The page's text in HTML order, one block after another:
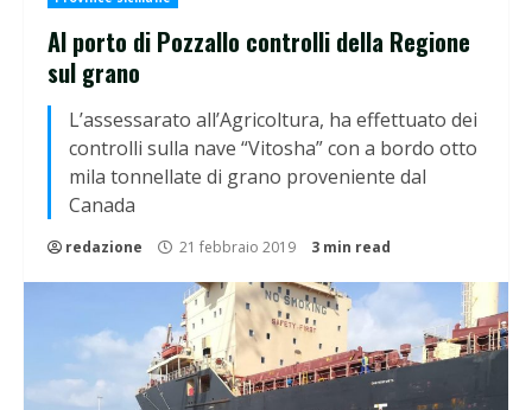
Al porto di Pozzallo controlli della Regione
sul grano
L’assessarato all’Agricoltura, ha effettuato dei
controlli sulla nave “Vitosha” con a bordo otto
mila tonnellate di grano proveniente dal
Canada
redazione 21 febbraio 2019 3 min read